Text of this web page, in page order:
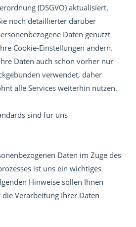
(DSGVO) aktualisiert.
noch detaillierter darüber
Daten genutzt
Cookie-Einstellungen ändern.
Daten auch schon vorher nur
verwendet, daher
alle Services weiterhin nutzen.
sind für uns
Daten im Zuge des
ist uns ein wichtiges
Hinweise sollen Ihnen
Verarbeitung Ihrer Daten